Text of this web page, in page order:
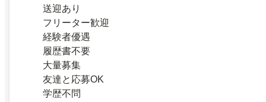
送迎あり
フリーター歓迎
経験者優遇
履歴書不要
大量募集
友達と応募OK
学歴不問